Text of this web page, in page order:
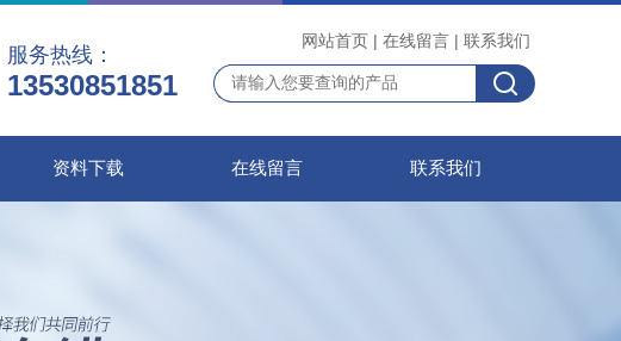
网站首页 | 在线留言 | 联系我们
服务热线：
13530851851
资料下载 在线留言 联系我们